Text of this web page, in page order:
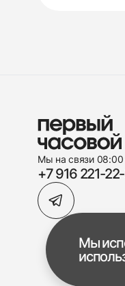
Мы на связи
+7 916 221-
Мы